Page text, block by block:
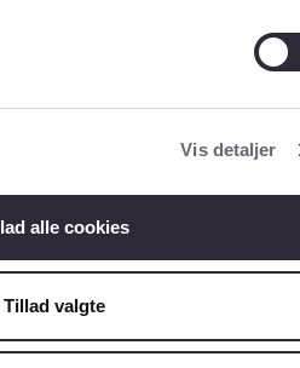
Vis detaljer
alle cookies
Tillad valgte
Autonu
mmereri
sætter
sygdom